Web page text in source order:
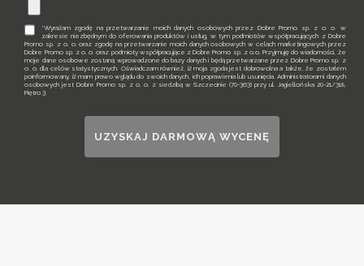
*Wyrażam zgodę na przetwarzanie moich danych osobowych przez Dobre Promo sp. z o. o. w
zakresie niezbędnym do oferowania produktów i usług, w tym podmiotów współpracujących z Dobre
Promo sp. z o. o. oraz zgodę na przetwarzanie moich danych osobowych w celach marketingowych przez
Dobre Promo sp. z o. o. oraz podmioty współpracujące z Dobre Promo sp. z o.o. Przyjmuję do wiadomości, że
moje dane osobowe zostaną wprowadzone do bazy danych i będą przetwarzane przez Dobre Promo sp. z
o. o. dla celów statystycznych. Oświadczam również, iż moja zgoda jest dobrowolna a także, że zostałem
poinformowany, iż mam prawo wglądu do swoich danych, ich poprawienia lub usunięcia. Administratorami danych
osobowych jest Dobre Promo sp. z o. o. z siedzibą w Szczecinie (70-363) przy ul. Jagiellońska 20-21/318,
Piętro 3.